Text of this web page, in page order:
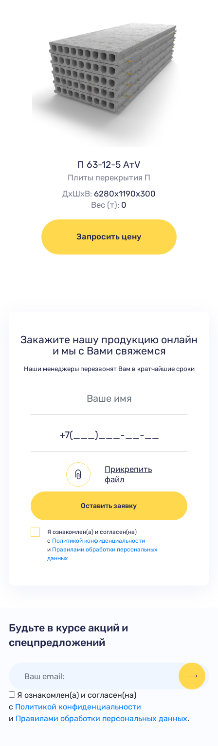
П 63-12-5 AтV
Плиты перекрытия П
ДхШхВ: 6280х1190х300
Вес (т): 0
Запросить цену
Закажите нашу продукцию онлайн
и мы с Вами свяжемся
Наши менеджеры перезвонят Вам в кратчайшие сроки
Прикрепить
файл
Оставить заявку
Я ознакомлен(а) и согласен(на)
с Политикой конфиденциальности
и Правилами обработки персональных
данных
Будьте в курсе акций и
спецпредложений
Я ознакомлен(а) и согласен(на)
с Политикой конфиденциальности
и Правилами обработки персональных данных.